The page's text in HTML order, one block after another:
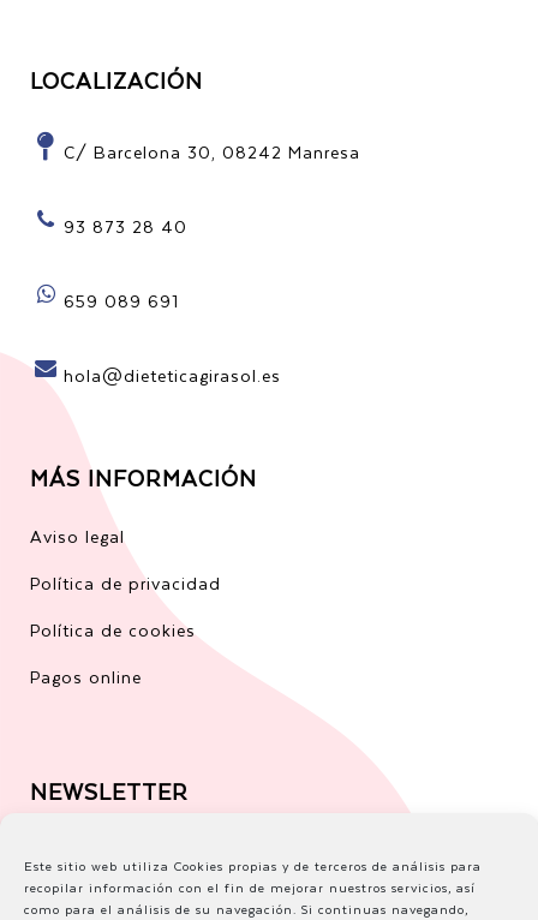
Este sitio web utiliza Cookies propias y de terceros de análisis para
recopilar información con el fin de mejorar nuestros servicios, así
como para el análisis de su navegación. Si continuas navegando,
LOCALIZACIÓN
C/ Barcelona 30, 08242 Manresa
93 873 28 40
659 089 691
hola@dieteticagirasol.es
MÁS INFORMACIÓN
Aviso legal
Política de privacidad
Política de cookies
Pagos online
NEWSLETTER